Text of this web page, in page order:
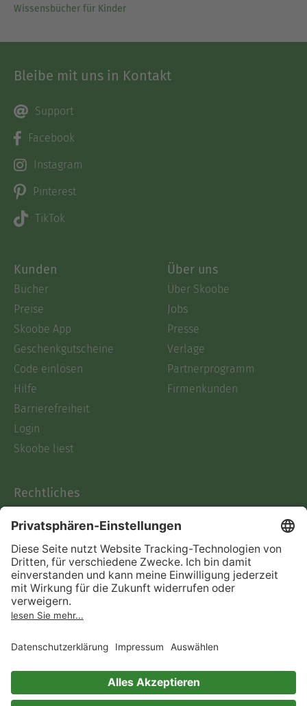
Wissensbücher für Kinder
Bleibe mit uns in Kontakt
Support
Facebook
Instagram
Pinterest
TikTok
Kunden
Bücher
Preise
Skoobe App
Geschenkgutscheine
Code einlösen
Hilfe
Barrierefreiheit
Login
Skoobe liest
Über uns
Über Skoobe
Jobs
Presse
Verlage
Partnerprogramm
Firmenkunden
Rechtliches
AGB
Informationen nach Data
Act
Verträge hier kündigen
Impressum
Immer ein gutes Buch